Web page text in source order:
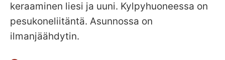
keraaminen liesi ja uuni. Kylpyhuoneessa on
pesukoneliitäntä. Asunnossa on
ilmanjäähdytin.